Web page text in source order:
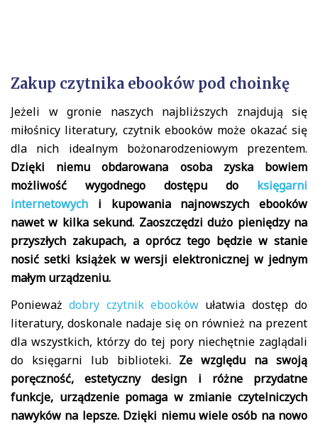
Zakup czytnika ebooków pod choinkę
Jeżeli w gronie naszych najbliższych znajdują się
miłośnicy literatury, czytnik ebooków może okazać się
dla nich idealnym bożonarodzeniowym prezentem.
Dzięki niemu obdarowana osoba zyska bowiem
możliwość wygodnego dostępu do księgarni
internetowych i kupowania najnowszych ebooków
nawet w kilka sekund. Zaoszczędzi dużo pieniędzy na
przyszłych zakupach, a oprócz tego będzie w stanie
nosić setki książek w wersji elektronicznej w jednym
małym urządzeniu.
Ponieważdobry czytnik ebooków ułatwia dostęp do
literatury, doskonale nadaje się on również na prezent
dla wszystkich, którzy do tej pory niechętnie zaglądali
do księgarni lub biblioteki. Ze względu na swoją
poręczność, estetyczny design i różne przydatne
funkcje, urządzenie pomaga w zmianie czytelniczych
nawyków na lepsze. Dzięki niemu wiele osób na nowo